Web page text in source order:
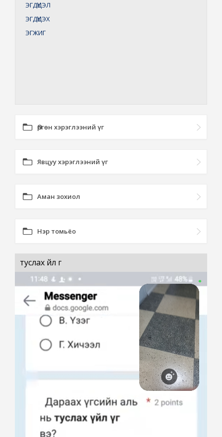
ЭГДҮҮЦЭЛ
ЭГДҮҮЦЭХ
ЭГЖИГ
Өргөн хэрэглээний үг
Явцуу хэрэглээний үг
Аман зохиол
Нэр томьёо
туслах үйл үг